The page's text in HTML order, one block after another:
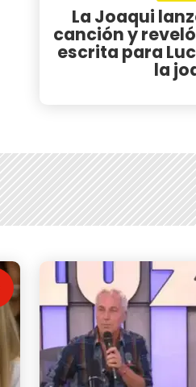
La Joaqui
canción y
escrita para
la